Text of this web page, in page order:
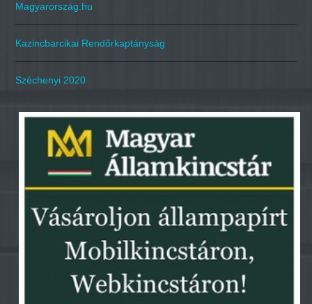
Magyarország.hu
Kazincbarcikai Rendőrkaptányság
Széchenyi 2020